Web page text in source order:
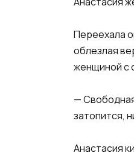
Переехала
облезлая
женщиной с
—
затопится,
Анастасия